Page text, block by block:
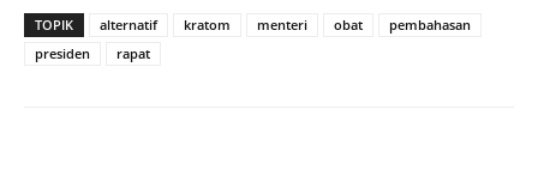
TOPIK alternatif kratom menteri obat
pembahasan
presiden
rapat